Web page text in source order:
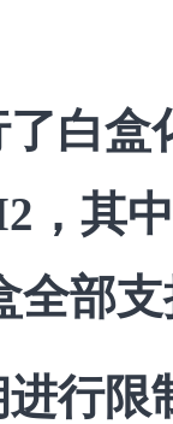
白盒
，其
全部
行